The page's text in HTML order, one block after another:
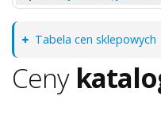
Tabela cen sklepowych
Ceny